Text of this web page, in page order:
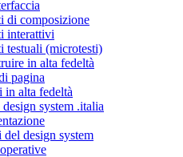
di composizione
interattivi
testuali (microtesti)
in alta fedeltà
pagina
in alta fedeltà
system .italia
design system